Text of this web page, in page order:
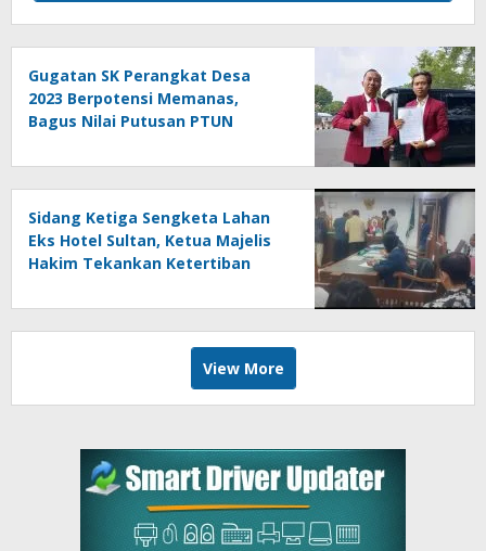
Gugatan SK Perangkat Desa
2023 Berpotensi Memanas,
Bagus Nilai Putusan PTUN
Sidang Ketiga Sengketa Lahan
Eks Hotel Sultan, Ketua Majelis
Hakim Tekankan Ketertiban
terhadap Proses Hukum
View More